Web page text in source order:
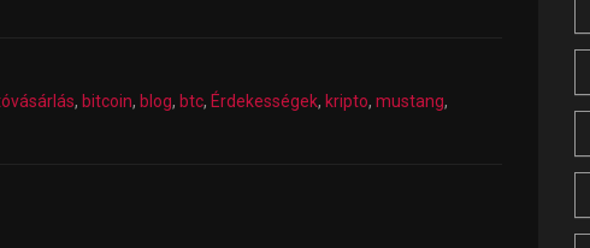
, bitcoin, blog, btc, Érdekességek, kripto, mustang,